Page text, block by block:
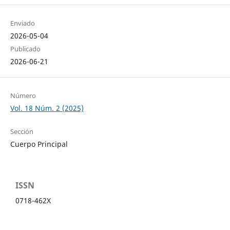
Enviado
2026-05-04
Publicado
2026-06-21
Número
Vol. 18 Núm. 2 (2025)
Sección
Cuerpo Principal
ISSN
0718-462X